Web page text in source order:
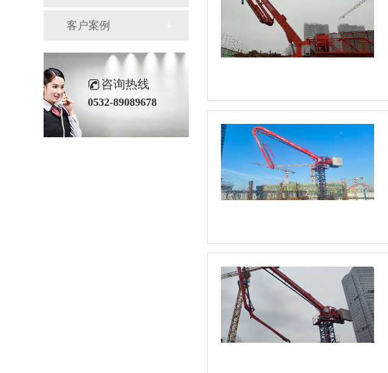
客户案例
咨询热线
0532-89089678